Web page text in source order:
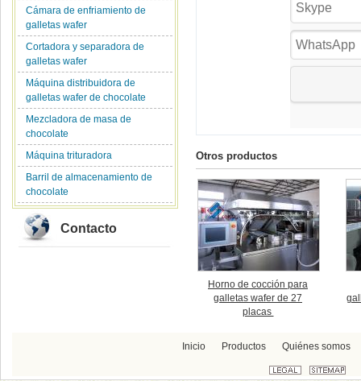
Cámara de enfriamiento de
galletas wafer
Cortadora y separadora de
galletas wafer
Máquina distribuidora de
galletas wafer de chocolate
Mezcladora de masa de
chocolate
Máquina trituradora
Barril de almacenamiento de
chocolate
Contacto
Otros productos
Horno de cocción para
galletas wafer de 27
placas
Inicio Productos Quiénes somos